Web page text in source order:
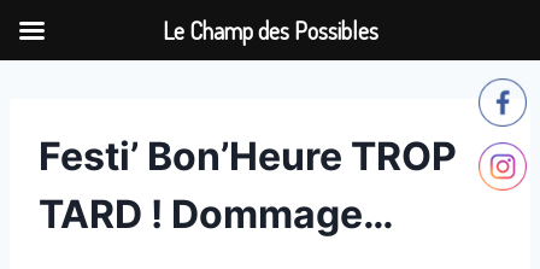
contenuFesti’ Bon’Heure TROP
TARD ! Dommage…
Le Champ des Possibles